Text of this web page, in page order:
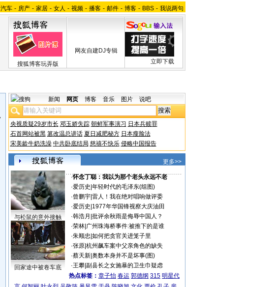
汽车 - 房产 - 家居 - 女人 - 视频 - 播客 - 邮件 - 博客 - BBS - 我说两句
搜狐博客玩弄版
网友自建DJ专辑
立即下载
新闻 网页 博客 音乐 图片 说吧
央视质疑29岁市长 邓玉娇失踪 朝鲜军事演习 日本兵赎罪
石首网站被黑 篡改温总讲话 夏日减肥秘方 日本瘦脸法
宋美龄牛奶洗澡 中共卧底结局 慈禧不快乐 侵略中国报告
更多>>
与松鼠的意外接触
回家途中被卷车底
·怀念丁聪：我以为那个老头永远不老
·爱历史 年轻时代的毛泽东(组图)
·曾鹏宇| 雷人！我在绝对唱响做评委
·爱历史 1977年华国锋视察大庆油田
·韩浩月 批评余秋雨是侮辱中国人？
·荣林| 广州珠海桥事件:被推下的是谁
·朱顺忠 如何把贪官关进笼子里
·张原| 杭州飙车案中父亲角色的缺失
·蔡天新| 奥数本身并不是坏事(图)
·王攀| 副县长之女施暴的卫生巾疑虑
热点标签： 章子怡 春运 郭德纲 315 明星代